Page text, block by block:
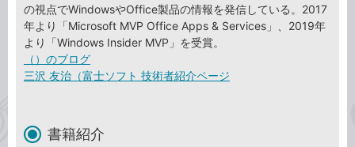
の視点でWindowsやOffice製品の情報を発信している。2017
年より「Microsoft MVP Office Apps & Services」、2019年
より「Windows Insider MVP」を受賞。
（）のブログ
三沢 友治（富士ソフト 技術者紹介ページ
書籍紹介